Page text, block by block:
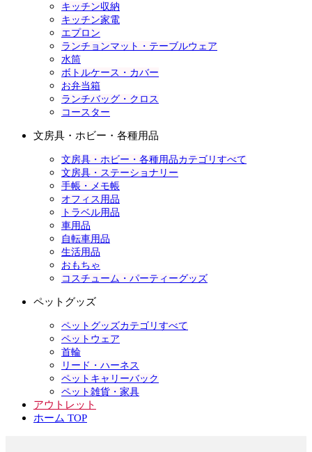
キッチン収納
キッチン家電
エプロン
ランチョンマット・テーブルウェア
水筒
ボトルケース・カバー
お弁当箱
ランチバッグ・クロス
コースター
文房具・ホビー・各種用品
文房具・ホビー・各種用品カテゴリすべて
文房具・ステーショナリー
手帳・メモ帳
オフィス用品
トラベル用品
車用品
自転車用品
生活用品
おもちゃ
コスチューム・パーティーグッズ
ペットグッズ
ペットグッズカテゴリすべて
ペットウェア
首輪
リード・ハーネス
ペットキャリーバック
ペット雑貨・家具
アウトレット
ホーム TOP